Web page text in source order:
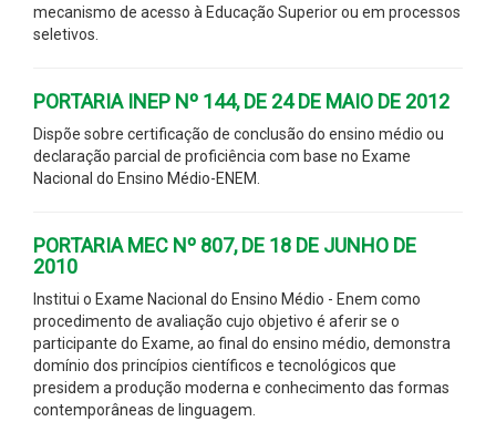
mecanismo de acesso à Educação Superior ou em processos
seletivos.
PORTARIA INEP Nº 144, DE 24 DE MAIO DE 2012
Dispõe sobre certificação de conclusão do ensino médio ou
declaração parcial de proficiência com base no Exame
Nacional do Ensino Médio-ENEM.
PORTARIA MEC Nº 807, DE 18 DE JUNHO DE
2010
Institui o Exame Nacional do Ensino Médio - Enem como
procedimento de avaliação cujo objetivo é aferir se o
participante do Exame, ao final do ensino médio, demonstra
domínio dos princípios científicos e tecnológicos que
presidem a produção moderna e conhecimento das formas
contemporâneas de linguagem.